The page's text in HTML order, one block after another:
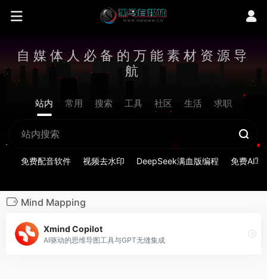
自媒体人必备的万能素材资源导
航
站内 常用 搜索 工具 社区 生活 求职
免费配音软件 视频去水印 DeepSeek满血版编程 免费AI写
Mind Mapping
Xmind Copilot
AI驱动的思维导图工具与GPT无缝集成